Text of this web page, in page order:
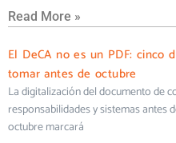
Read More »
El DeCA no es un PDF: cinco
tomar antes de octubre
La digitalización del documento de
responsabilidades y sistemas antes
octubre marcará